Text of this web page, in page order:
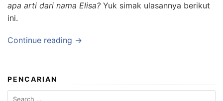
apa arti dari nama Elisa? Yuk simak ulasannya berikut
ini.
Continue reading →
PENCARIAN
Search